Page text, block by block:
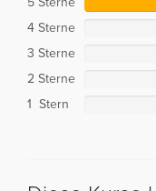
4 Sterne
3 Sterne
2 Sterne
1 Stern